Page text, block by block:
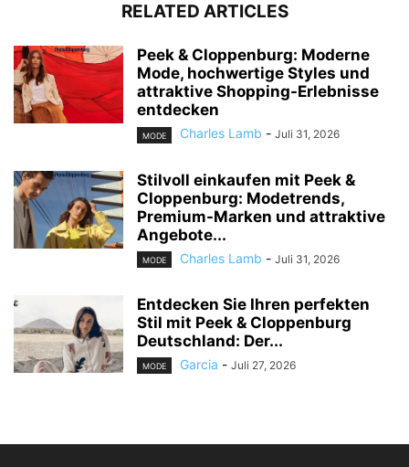
RELATED ARTICLES
Peek & Cloppenburg: Moderne
Mode, hochwertige Styles und
attraktive Shopping-Erlebnisse
entdecken
MODE Charles Lamb - Juli 31, 2026
Stilvoll einkaufen mit Peek &
Cloppenburg: Modetrends,
Premium-Marken und attraktive
Angebote...
MODE Charles Lamb - Juli 31, 2026
Entdecken Sie Ihren perfekten
Stil mit Peek & Cloppenburg
Deutschland: Der...
MODE Garcia - Juli 27, 2026